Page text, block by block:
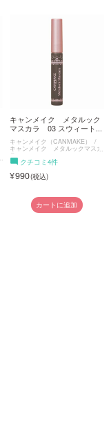
キャンメイク メタルック
マスカラ 03 スウィート...
キャンメイク（CANMAKE）
キャンメイク メタルックマスカ
ラ
クチコミ4件
990
カートに追加